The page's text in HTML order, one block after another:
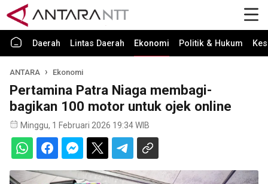
Daerah Lintas Daerah Ekonomi Politik & Hukum
ANTARA Ekonomi
Pertamina Patra Niaga membagi-
bagikan 100 motor untuk ojek online
Minggu, 1 Februari 2026 19:34 WIB